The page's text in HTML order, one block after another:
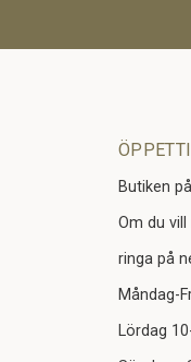
Butiken
Om du
ringa på
Måndag-
Lördag